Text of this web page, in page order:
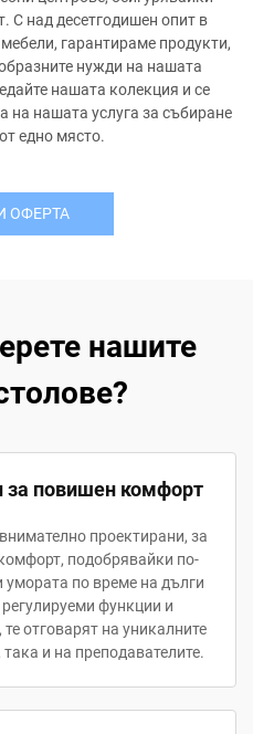
С над десетгодишен опит в
гарантираме продукти,
нужди на нашата
нашата колекция и се
на нашата услуга за събиране
едно място.
ОФЕРТА
нашите
за повишен комфорт
проектирани, за
подобрявайки по-
по време на дълги
функции и
отговарят на уникалните
и на преподавателите.